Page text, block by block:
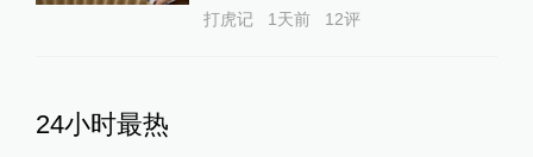
打虎记 1天前 12评
24小时最热